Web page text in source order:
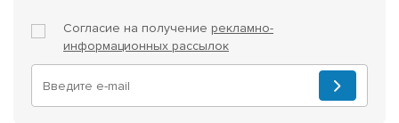
Согласие на получение рекламно-
информационных рассылок